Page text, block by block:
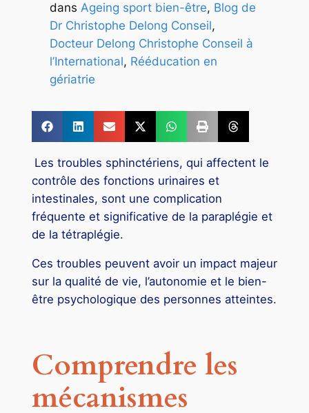
dans Ageing sport bien-être, Blog de
Dr Christophe Delong Conseil
Docteur Delong Christophe Conseil à
l’International, Rééducation en
gériatrie
Les troubles sphinctériens, qui affectent le
contrôle des fonctions urinaires et
intestinales, sont une complication
fréquente et significative de la paraplégie et
de la tétraplégie.
Ces troubles peuvent avoir un impact majeur
sur la qualité de vie, l’autonomie et le bien-
être psychologique des personnes atteintes.
Comprendre les
mécanismes